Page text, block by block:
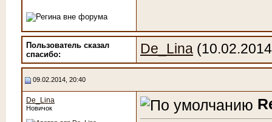
Пользователь сказал
cпасибо:
De_Lina
09.02.2014, 20:40
De_Lina
Новичок